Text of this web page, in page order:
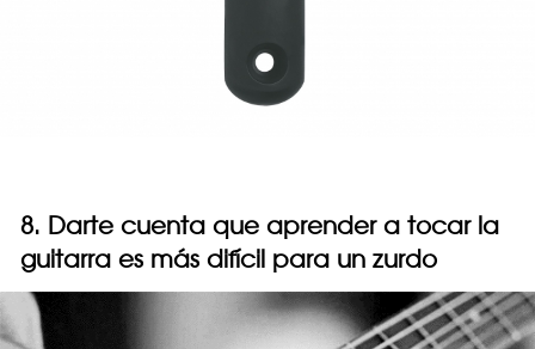
8. Darte cuenta que aprender a tocar la
guitarra es más difícil para un zurdo